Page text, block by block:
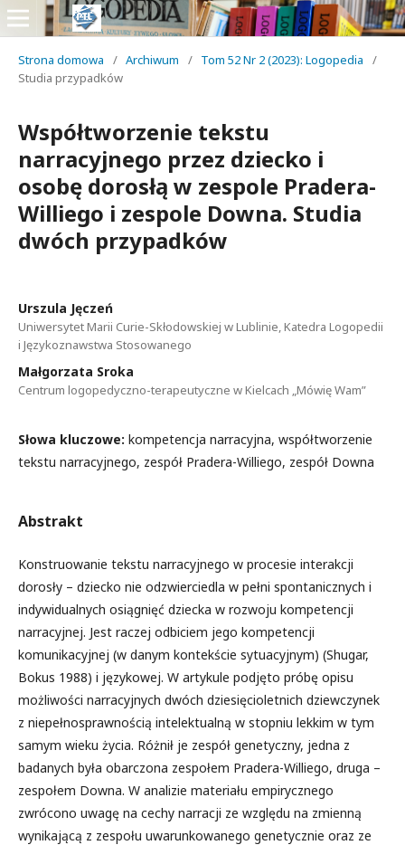
Strona domowa / Archiwum / Tom 52 Nr 2 (2023): Logopedia
/
Studia przypadków
Współtworzenie tekstu
narracyjnego przez dziecko i
osobę dorosłą w zespole Pradera-
Williego i zespole Downa. Studia
dwóch przypadków
Urszula Jęczeń
Uniwersytet Marii Curie-Skłodowskiej w Lublinie, Katedra Logopedii
i Językoznawstwa Stosowanego
Małgorzata Sroka
Centrum logopedyczno-terapeutyczne w Kielcach „Mówię Wam”
Słowa kluczowe: kompetencja narracyjna, współtworzenie
tekstu narracyjnego, zespół Pradera-Williego, zespół Downa
Abstrakt
Konstruowanie tekstu narracyjnego w procesie interakcji
dorosły – dziecko nie odzwierciedla w pełni spontanicznych i
indywidualnych osiągnięć dziecka w rozwoju kompetencji
narracyjnej. Jest raczej odbiciem jego kompetencji
komunikacyjnej (w danym kontekście sytuacyjnym) (Shugar,
Bokus 1988) i językowej. W artykule podjęto próbę opisu
możliwości narracyjnych dwóch dziesięcioletnich dziewczynek
z niepełnosprawnością intelektualną w stopniu lekkim w tym
samym wieku życia. Różnił je zespół genetyczny, jedna z
badanych była obarczona zespołem Pradera-Williego, druga –
zespołem Downa. W analizie materiału empirycznego
zwrócono uwagę na cechy narracji ze względu na zmienną
wynikającą z zespołu uwarunkowanego genetycznie oraz ze